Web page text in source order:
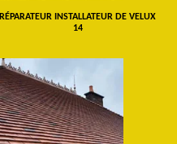
RÉPARATEUR INSTALLATEUR DE VELUX
14